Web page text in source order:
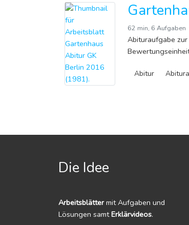
62 min, 6 Aufgaben
Abituraufgabe
Abitur
Die Idee
Arbeitsblättermit Aufgaben und
Lösungen samtErklärvideos.